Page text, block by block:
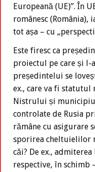
Europeană (UE)”. În
românesc (România),
tot așa – cu
Este firesc ca
proiectul pe care și l-
președintelui se
ex., care va fi statutul
Nistrului și
controlate de Rusia
rămâne cu asigurare
sporirea cheltuielilor
căi? De ex.,
respective, în schimb